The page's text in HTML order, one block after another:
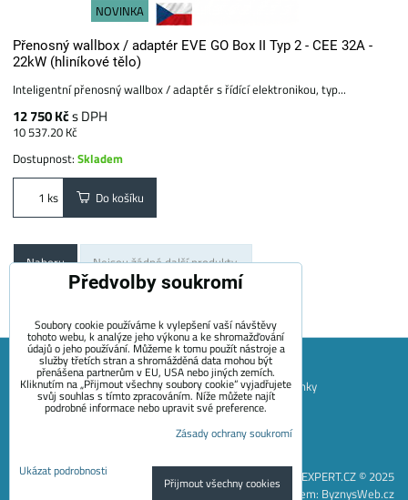
NOVINKA
Přenosný wallbox / adaptér EVE GO Box II Typ 2 - CEE 32A -
22kW (hliníkové tělo)
Inteligentní přenosný wallbox / adaptér s řídící elektronikou, typ...
12 750 Kčs DPH
10 537.20 Kč
Dostupnost:Skladem
ks Do košíku
Nahoru
Nejsou žádné další produkty.
Mapa Stránek Obchodní podmínky
Platební podmínky
Záruční podmínky EVECUBE
Doprava a vrácení zboží
O nás
Blog
EVEXPERT.CZ © 2025
Vytvořeno systémem: ByznysWeb.cz
Předvolby soukromí
Soubory cookie používáme k vylepšení vaší návštěvy
tohoto webu, k analýze jeho výkonu a ke shromažďování
údajů o jeho používání. Můžeme k tomu použít nástroje a
služby třetích stran a shromážděná data mohou být
přenášena partnerům v EU, USA nebo jiných zemích.
Kliknutím na „Přijmout všechny soubory cookie“ vyjadřujete
svůj souhlas s tímto zpracováním. Níže můžete najít
podrobné informace nebo upravit své preference.
Zásady ochrany soukromí
Ukázat podrobnosti
Přijmout všechny cookies